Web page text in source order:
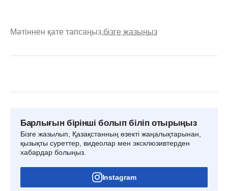
Мәтіннен қате тапсаңыз,бізге жазыңыз
Барлығын бірінші болып біліп отырыңыз
Бізге жазылып, Қазақстанның өзекті жаңалықтарынан,
қызықты суреттер, видеолар мен эксклюзивтерден
хабардар болыңыз.
Instagram